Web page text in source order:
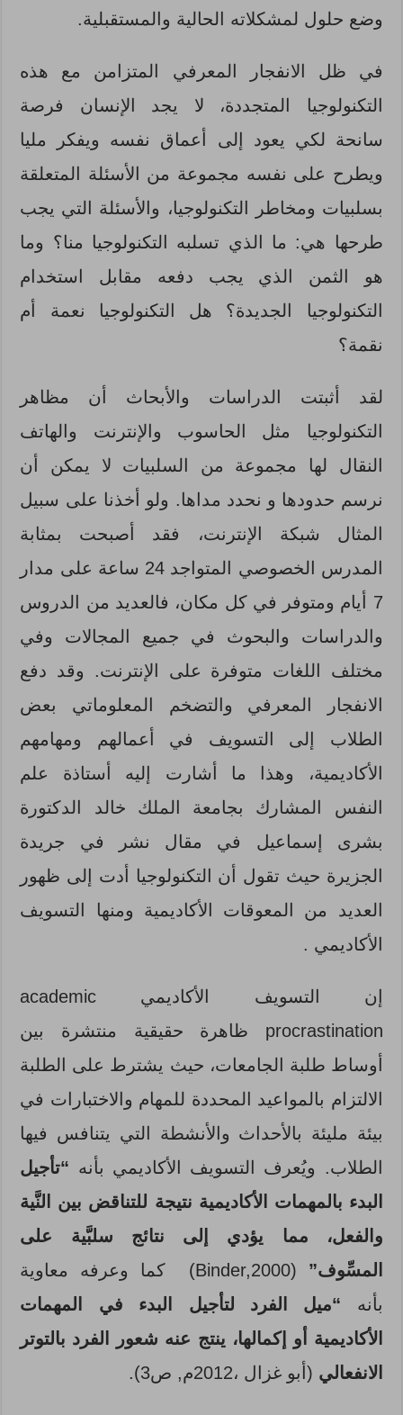
وضع حلول لمشكلاته الحالية والمستقبلية.
في ظل الانفجار المعرفي المتزامن مع هذه
التكنولوجيا المتجددة، لا يجد الإنسان فرصة
سانحة لكي يعود إلى أعماق نفسه ويفكر مليا
ويطرح على نفسه مجموعة من الأسئلة المتعلقة
بسلبيات ومخاطر التكنولوجيا، والأسئلة التي يجب
طرحها هي: ما الذي تسلبه التكنولوجيا منا؟ وما
هو الثمن الذي يجب دفعه مقابل استخدام
التكنولوجيا الجديدة؟ هل التكنولوجيا نعمة أم
نقمة؟
لقد أثبتت الدراسات والأبحاث أن مظاهر
التكنولوجيا مثل الحاسوب والإنترنت والهاتف
النقال لها مجموعة من السلبيات لا يمكن أن
نرسم حدودها و نحدد مداها. ولو أخذنا على سبيل
المثال شبكة الإنترنت، فقد أصبحت بمثابة
المدرس الخصوصي المتواجد 24 ساعة على مدار
7 أيام ومتوفر في كل مكان، فالعديد من الدروس
والدراسات والبحوث في جميع المجالات وفي
مختلف اللغات متوفرة على الإنترنت. وقد دفع
الانفجار المعرفي والتضخم المعلوماتي بعض
الطلاب إلى التسويف في أعمالهم ومهامهم
الأكاديمية، وهذا ما أشارت إليه
أستاذة علم
النفس المشارك بجامعة الملك خالد الدكتورة
بشرى إسماعيل في مقال نشر في جريدة
الجزيرة حيث تقول أن التكنولوجيا أدت إلى ظهور
العديد من المعوقات الأكاديمية ومنها التسويف
الأكاديمي .
إن التسويف الأكاديمي academic
procrastination ظاهرة حقيقية منتشرة بين
أوساط طلبة الجامعات، حيث يشترط على الطلبة
الالتزام بالمواعيد المحددة للمهام والاختبارات في
بيئة مليئة بالأحداث والأنشطة التي يتنافس فيها
الطلاب. ويُعرف التسويف الأكاديمي بأنه “تأجيل
البدء بالمهمات الأكاديمية نتيجة للتناقض بين النَّية
والفعل، مما يؤدي إلى نتائج سلبَّية على
المسِّوف”
(Binder,2000) كما وعرفه معاوية
بأنه “ميل الفرد لتأجيل البدء في المهمات
الأكاديمية أو إكمالها، ينتج عنه شعور الفرد بالتوتر
الانفعالي (أبو غزال ،2012م, ص3).